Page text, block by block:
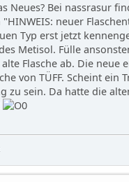
Neues? Bei nassrasur
neuer
Typ erst jetzt
Metisol. Fülle
Flasche ab. Die neue
von TÜFF. Scheint ein
zu sein. Da hatte die